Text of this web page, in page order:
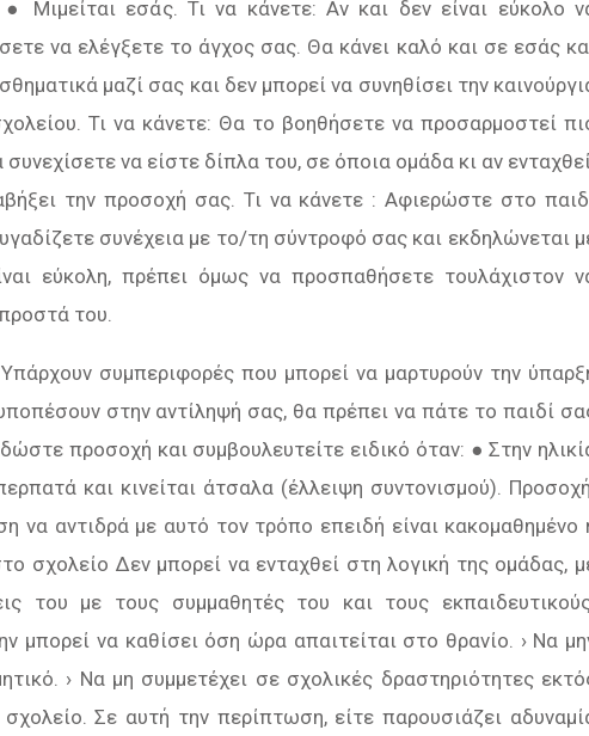
Μιμείται εσάς. Τι να κάνετε: Αν και δεν είναι εύκολο
να ελέγξετε το άγχος σας. Θα κάνει καλό και σε εσάς
µαζί σας και δεν µπορεί να συνηθίσει την
Τι να κάνετε: Θα το βοηθήσετε να προσαρµοστεί
να είστε δίπλα του, σε όποια οµάδα κι αν
την προσοχή σας. Τι να κάνετε : Αφιερώστε στο
συνέχεια µε το/τη σύντροφό σας και εκδηλώνεται
εύκολη, πρέπει όμως να προσπαθήσετε τουλάχιστον
του.
Υπάρχουν συμπεριφορές που µπορεί να μαρτυρούν την
στην αντίληψή σας, θα πρέπει να πάτε το παιδί
προσοχή και συμβουλευτείτε ειδικό όταν: ● Στην
και κινείται άτσαλα (έλλειψη συντονισµού).
να αντιδρά µε αυτό τον τρόπο επειδή είναι κακοµαθημένο
σχολείο ∆εν μπορεί να ενταχθεί στη λογική της ομάδας,
του µε τους συµµαθητές του και τους
μπορεί να καθίσει όση ώρα απαιτείται στο θρανίο. › Να
› Να µη συμμετέχει σε σχολικές δραστηριότητες
Σε αυτή την περίπτωση, είτε παρουσιάζει